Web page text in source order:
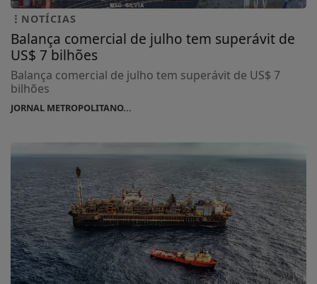
NOTÍCIAS
Balança comercial de julho tem superávit de
US$ 7 bilhões
Balança comercial de julho tem superávit de US$ 7
bilhões
JORNAL METROPOLITANO...